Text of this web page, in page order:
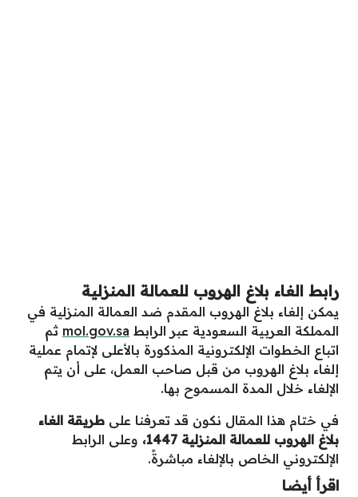
رابط الغاء بلاغ الهروب للعمالة المنزلية
يمكن إلغاء بلاغ الهروب المقدم ضد العمالة المنزلية في
المملكة العربية السعودية عبر الرابط mol.gov.sa ثم
اتباع الخطوات الإلكترونية المذكورة بالأعلى لإتمام عملية
إلغاء بلاغ الهروب من قبل صاحب العمل، على أن يتم
الإلغاء خلال المدة المسموح بها.
في ختام هذا المقال نكون قد تعرفنا على طريقة الغاء
بلاغ الهروب للعمالة المنزلية 1447
، وعلى الرابط
الإلكتروني الخاص بالإلغاء مباشرةً.
اقرأ أيضا